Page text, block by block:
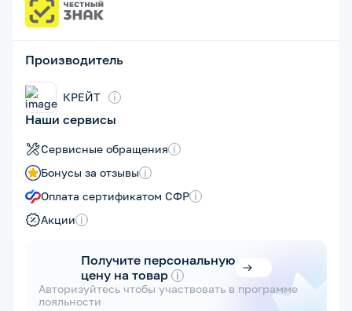
Производитель
КРЕЙТ i
Наши сервисы
Сервисные обращения i
Бонусы за отзывы i
Оплата сертификатом СФР i
Акции i
Получите персональную
цену на товар i
Авторизуйтесь чтобы участвовать в программе
лояльности